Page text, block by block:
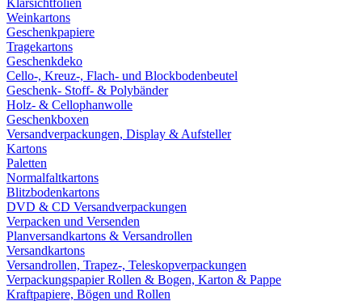
Klarsichtfolien
Weinkartons
Geschenkpapiere
Tragekartons
Geschenkdeko
Cello-, Kreuz-, Flach- und Blockbodenbeutel
Geschenk- Stoff- & Polybänder
Holz- & Cellophanwolle
Geschenkboxen
Versandverpackungen, Display & Aufsteller
Kartons
Paletten
Normalfaltkartons
Blitzbodenkartons
DVD & CD Versandverpackungen
Verpacken und Versenden
Planversandkartons & Versandrollen
Versandkartons
Versandrollen, Trapez-, Teleskopverpackungen
Verpackungspapier Rollen & Bogen, Karton & Pappe
Kraftpapiere, Bögen und Rollen